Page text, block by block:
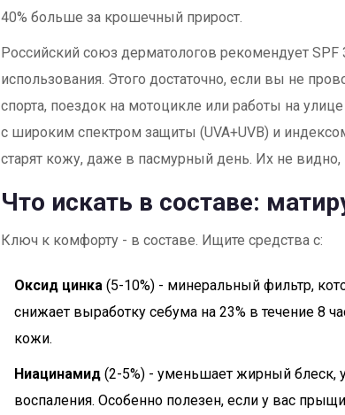
40% больше за крошечный прирост.
Российский союз дерматологов рекомендует
использования. Этого достаточно, если вы не
спорта, поездок на мотоцикле или работы на
с широким спектром защиты (UVA+UVB) и
старят кожу, даже в пасмурный день. Их не видно,
Что искать в составе:
Ключ к комфорту - в составе. Ищите средства с:
Оксид цинка (5-10%) - минеральный фильтр,
снижает выработку себума на 23% в течение 8
кожи.
Ниацинамид (2-5%) - уменьшает жирный блеск,
воспаления. Особенно полезен, если у вас